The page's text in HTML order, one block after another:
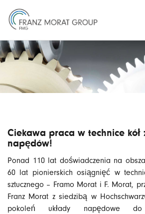
Ciekawa praca w technice kół
napędów!
Ponad 110 lat doświadczenia na
60 lat pionierskich osiągnięć w
sztucznego – Framo Morat i F. Morat,
Franz Morat z siedzibą w
pokoleń układy napędowe